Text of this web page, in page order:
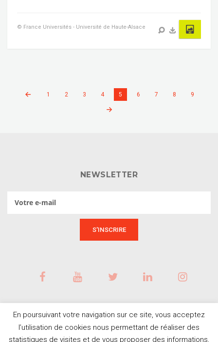
© France Universités - Université de Haute-Alsace
1 2 3 4 5 6 7 8 9
NEWSLETTER
En poursuivant votre navigation sur ce site, vous acceptez
l’utilisation de cookies nous permettant de réaliser des
statistiques de visites et de vous proposer des informations,